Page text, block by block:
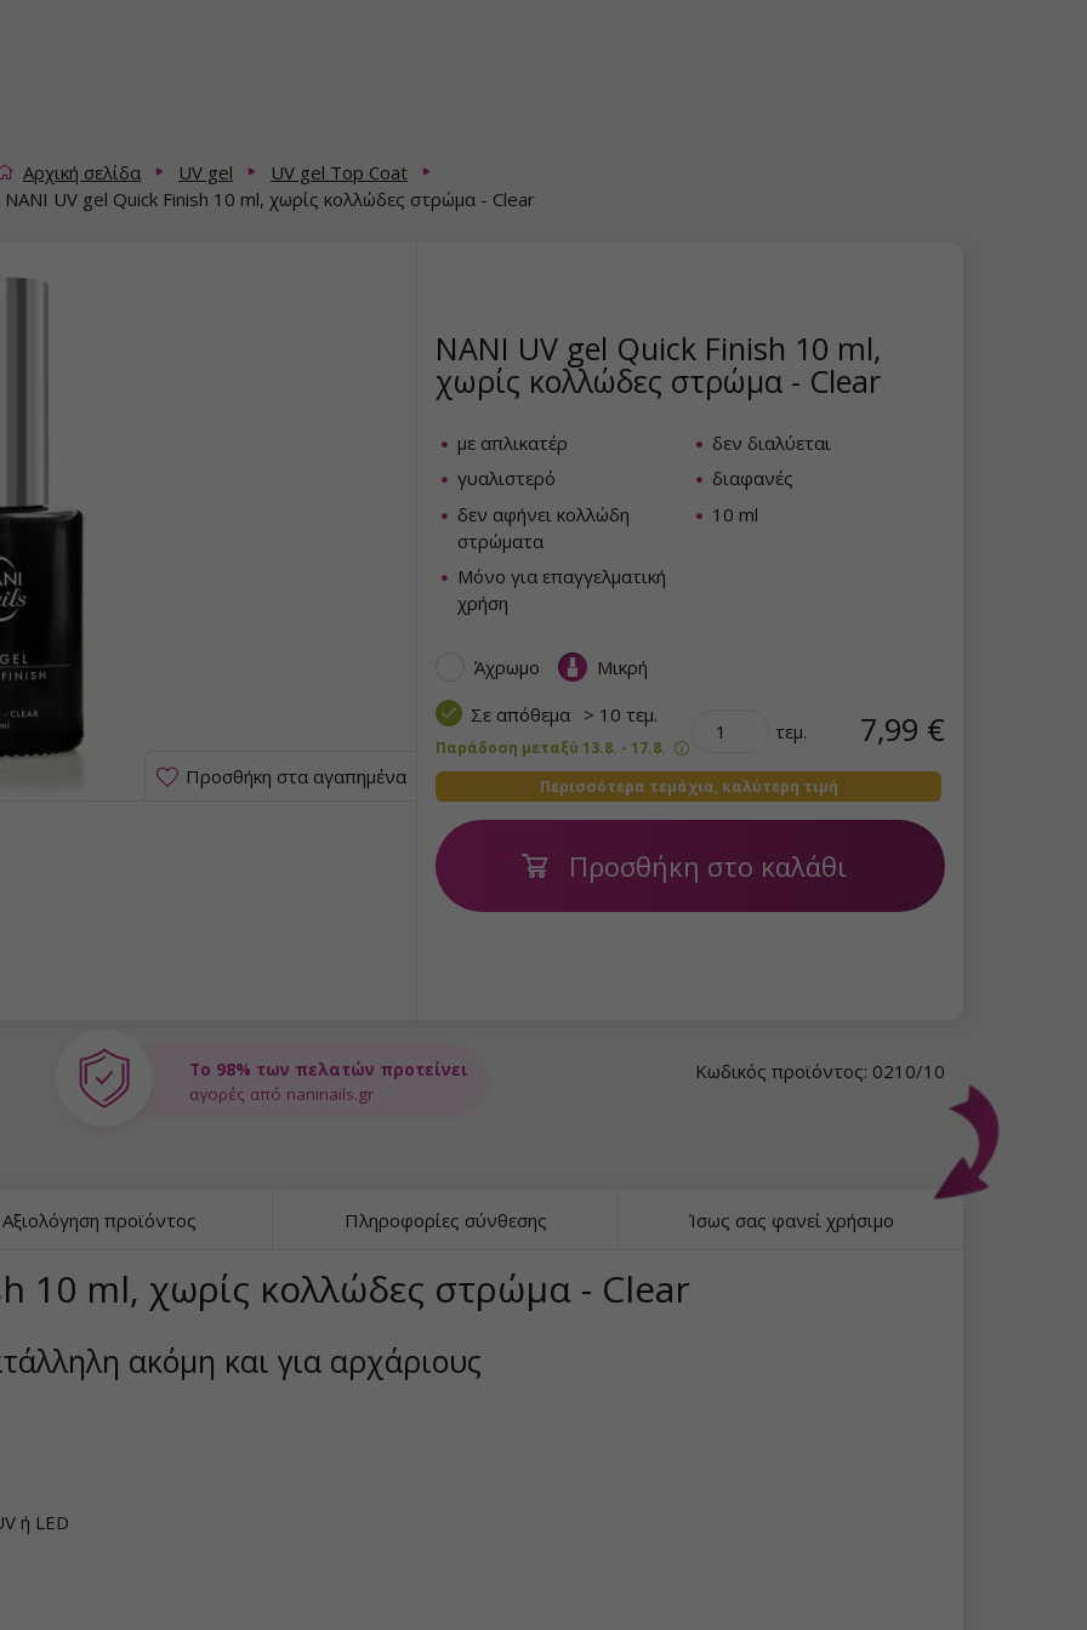
Αρχική σελίδα UV gel
UV gel Top Coat
NANI UV gel Quick Finish 10 ml, χωρίς κολλώδες στρώμα - Clear
Προσθήκη στα αγαπημένα
NANI UV gel Quick Finish 10 ml,
χωρίς κολλώδες στρώμα - Clear
με απλικατέρ
δεν διαλύεται
γυαλιστερό
διαφανές
δεν αφήνει κολλώδη
στρώματα
10 ml
Μόνο για επαγγελματική
χρήση
Άχρωμο
Μικρή
Σε απόθεμα > 10 τεμ.
Παράδοση μεταξύ 13.8. - 17.8.
τεμ. 7,99 €
Περισσότερα τεμάχια, καλύτερη τιμή
Προσθήκη στο καλάθι
Κωδικός προϊόντος: 0210/10
Το 98% των πελατών προτείνει
αγορές από naninails.gr
10 ml, χωρίς κολλώδες στρώμα - Clear
ακόμη και για αρχάριους
ή LED
Αξιολόγηση προϊόντος Πληροφορίες σύνθεσης Ίσως σας φανεί χρήσιμο